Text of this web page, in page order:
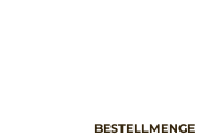
BESTELLMENGE